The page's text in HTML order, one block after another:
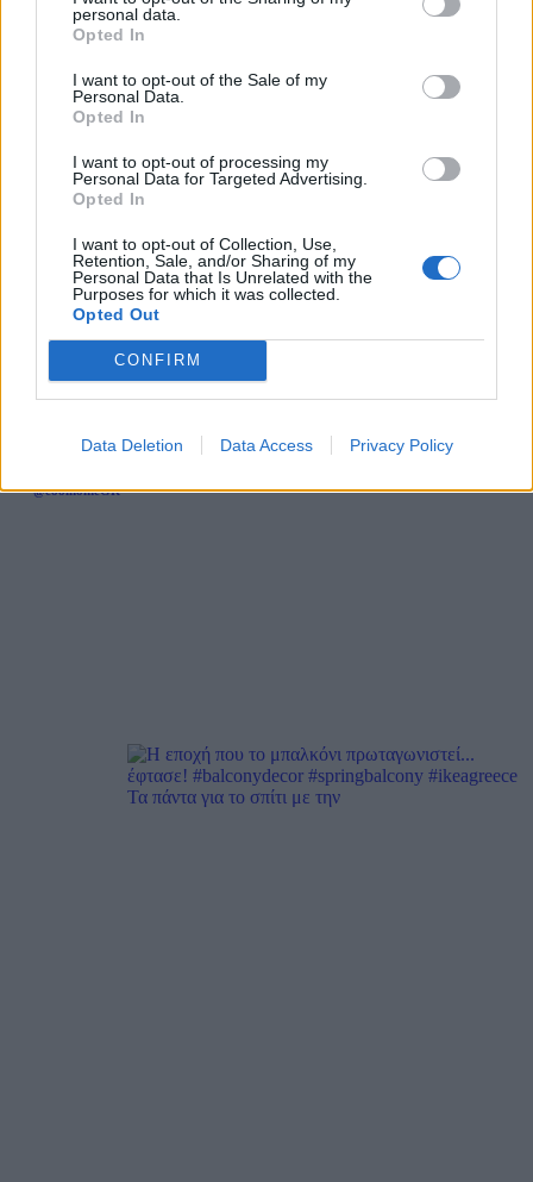
personal data.
Opted In
I want to opt-out of the Sale of my
Personal Data.
Opted In
I want to opt-out of processing my
Personal Data for Targeted Advertising.
Opted In
I want to opt-out of Collection, Use,
Retention, Sale, and/or Sharing of my
Personal Data that Is Unrelated with the
Purposes for which it was collected.
Opted Out
CONFIRM
Data Deletion Data Access Privacy Policy
@coolhomeGR
Τα πάντα για το σπίτι με την